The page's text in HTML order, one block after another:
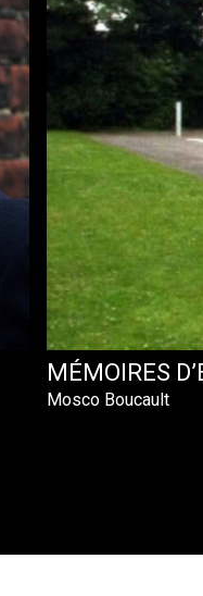
MÉMOIRES
Mosco Boucault